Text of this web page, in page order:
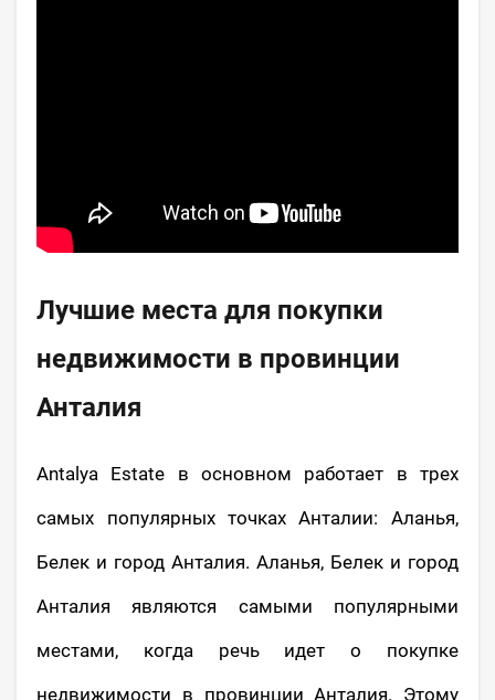
Лучшие места для покупки
недвижимости в провинции
Анталия
Antalya Estate в основном работает в трех
самых популярных точках Анталии: Аланья,
Белек и город Анталия. Аланья, Белек и город
Анталия являются самыми популярными
местами, когда речь идет о покупке
недвижимости в провинции Анталия. Этому